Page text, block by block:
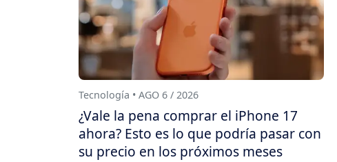
Tecnología • AGO 6 / 2026
¿Vale la pena comprar el iPhone 17
ahora? Esto es lo que podría pasar con
su precio en los próximos meses